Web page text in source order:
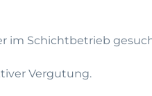
im Schichtbetrieb
Vergutung.